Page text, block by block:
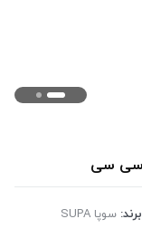
برند: سوپا SUPA